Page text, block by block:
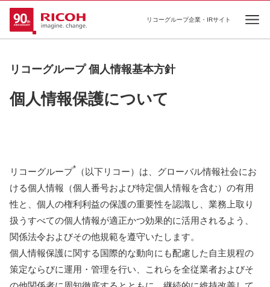
リコーグループ企業・IRサイト
リコーグループ 個人情報基本方針
個人情報保護について
リコーグループ*
（以下リコー）は、グローバル情報社会にお
ける個人情報（個人番号および特定個人情報を含む）の有用
性と、個人の権利利益の保護の重要性を認識し、業務上取り
扱うすべての個人情報が適正かつ効果的に活用されるよう、
関係法令およびその他規範を遵守いたします。
個人情報保護に関する国際的な動向にも配慮した自主規程の
策定ならびに運用・管理を行い、これらを全従業者およびそ